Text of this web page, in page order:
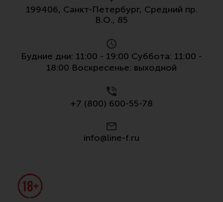
199406, Санкт-Петербург, Средний пр.
В.О., 85
Будние дни: 11:00 - 19:00 Суббота: 11:00 -
18:00 Воскресенье: выходной
+7 (800) 600-55-78
info@line-f.ru